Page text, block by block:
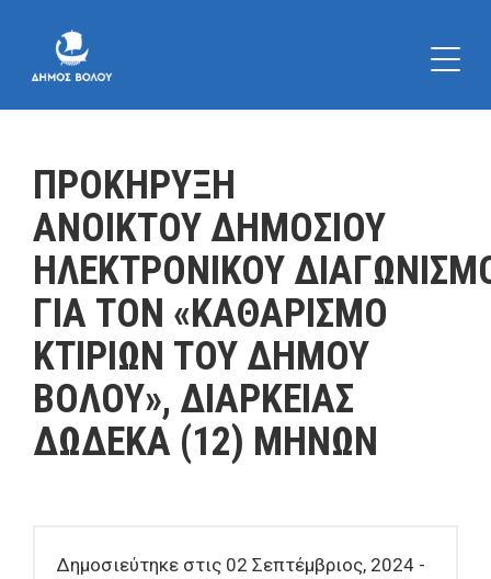
ΠΡΟΚΗΡΥΞΗ
ΑΝΟΙΚΤΟΥ ΔΗΜΟΣΙΟΥ
ΗΛΕΚΤΡΟΝΙΚΟΥ
ΓΙΑ ΤΟΝ «ΚΑΘΑΡΙΣΜΟ
ΚΤΙΡΙΩΝ ΤΟΥ ΔΗΜΟΥ
ΒΟΛΟΥ», ΔΙΑΡΚΕΙΑΣ
ΔΩΔΕΚΑ (12) ΜΗΝΩΝ
Δημοσιεύτηκε στις 02 Σεπτέμβριος, 2024 -